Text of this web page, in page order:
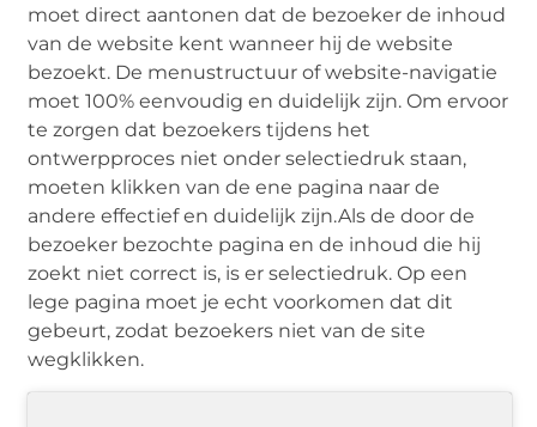
moet direct aantonen dat de bezoeker de inhoud
van de website kent wanneer hij de website
bezoekt. De menustructuur of website-navigatie
moet 100% eenvoudig en duidelijk zijn. Om ervoor
te zorgen dat bezoekers tijdens het
ontwerpproces niet onder selectiedruk staan,
moeten klikken van de ene pagina naar de
andere effectief en duidelijk zijn.Als de door de
bezoeker bezochte pagina en de inhoud die hij
zoekt niet correct is, is er selectiedruk. Op een
lege pagina moet je echt voorkomen dat dit
gebeurt, zodat bezoekers niet van de site
wegklikken.